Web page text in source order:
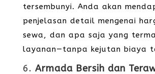
tersembunyi. Anda akan
penjelasan detail mengenai
sewa, dan apa saja yang
layanan—tanpa kejutan biaya
6. Armada Bersih dan